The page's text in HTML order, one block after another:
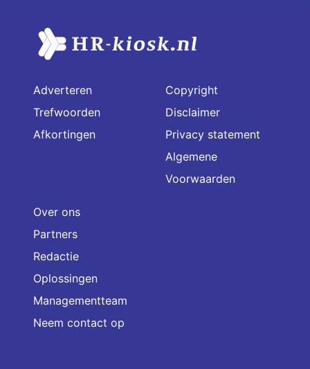
Adverteren
Trefwoorden
Afkortingen
Copyright
Disclaimer
Privacy statement
Algemene
Voorwaarden
Over ons
Partners
Redactie
Oplossingen
Managementteam
Neem contact op